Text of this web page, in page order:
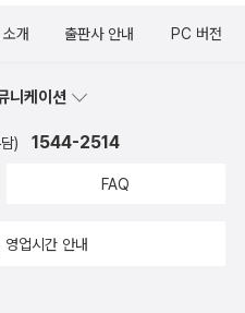
개 출판사 안내 PC 버전
니케이션
) 1544-2514
FAQ
업시간 안내